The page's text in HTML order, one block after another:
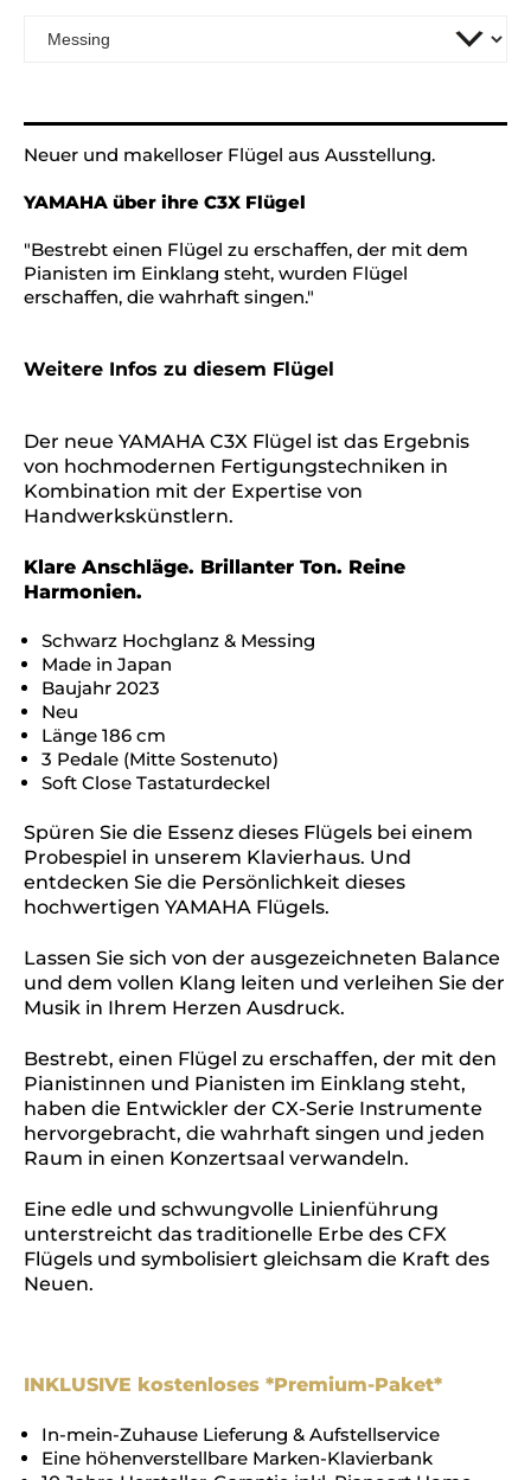
Neuer und makelloser Flügel aus Ausstellung.
YAMAHA über ihre C3X Flügel
"Bestrebt einen Flügel zu erschaffen, der mit dem
Pianisten im Einklang steht, wurden Flügel
erschaffen, die wahrhaft singen."
Weitere Infos zu diesem Flügel
Der neue YAMAHA C3X Flügel ist das Ergebnis
von hochmodernen Fertigungstechniken in
Kombination mit der Expertise von
Handwerkskünstlern.
Klare Anschläge. Brillanter Ton. Reine
Harmonien.
Schwarz Hochglanz & Messing
Made in Japan
Baujahr 2023
Neu
Länge 186 cm
3 Pedale (Mitte Sostenuto)
Soft Close Tastaturdeckel
Spüren Sie die Essenz dieses Flügels bei einem
Probespiel in unserem Klavierhaus. Und
entdecken Sie die Persönlichkeit dieses
hochwertigen YAMAHA Flügels.
Lassen Sie sich von der ausgezeichneten Balance
und dem vollen Klang leiten und verleihen Sie der
Musik in Ihrem Herzen Ausdruck.
Bestrebt, einen Flügel zu erschaffen, der mit den
Pianistinnen und Pianisten im Einklang steht,
haben die Entwickler der CX-Serie Instrumente
hervorgebracht, die wahrhaft singen und jeden
Raum in einen Konzertsaal verwandeln.
Eine edle und schwungvolle Linienführung
unterstreicht das traditionelle Erbe des CFX
Flügels und symbolisiert gleichsam die Kraft des
Neuen.
INKLUSIVE kostenloses *Premium-Paket*
In-mein-Zuhause Lieferung & Aufstellservice
Eine höhenverstellbare Marken-Klavierbank